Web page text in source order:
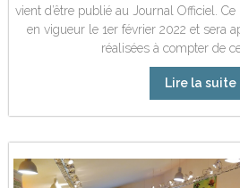
vient d’être publié au Journal Officiel.
en vigueur le 1er février 2022 et sera
réalisées à compter de
Lire la suite